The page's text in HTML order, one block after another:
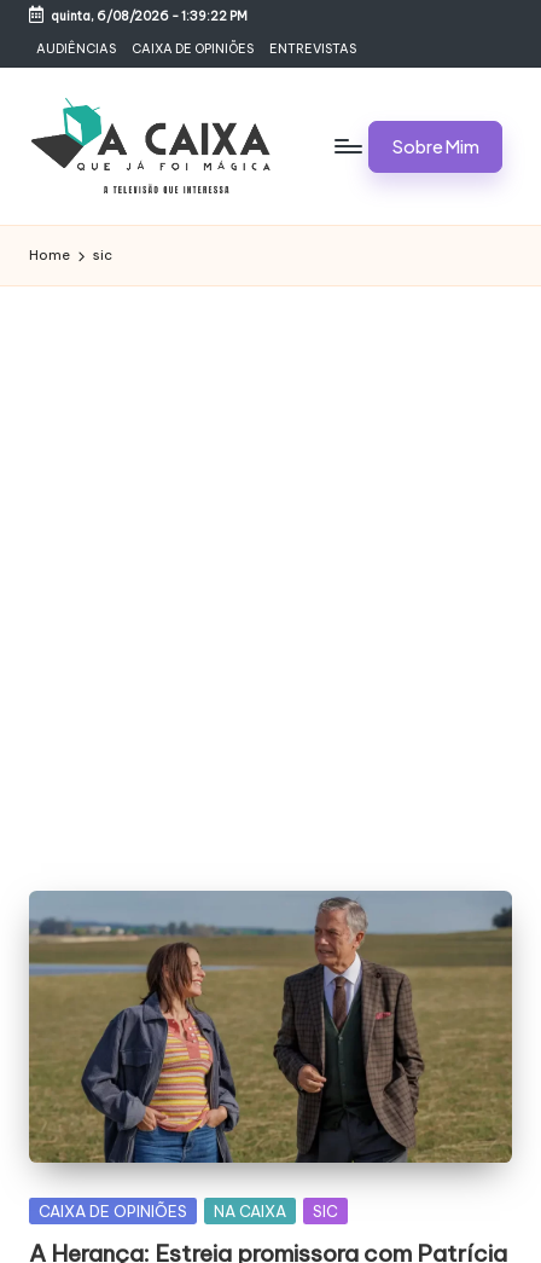
content
quinta, 6/08/2026-1:39:23 PM
AUDIÊNCIAS CAIXA DE OPINIÕES ENTREVISTAS
A
C
A
G
I
C
Programas,
Sobre Mim
Home sic
Posted
CAIXA DE OPINIÕES NA CAIXA SIC
A Herança: Estreia promissora com Patrícia